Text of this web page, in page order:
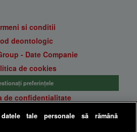
si conditii
deontologic
- Date Companie
de cookies
preferințele
de confidentialitate
pe Lajumate.ro
tale personale să rămână